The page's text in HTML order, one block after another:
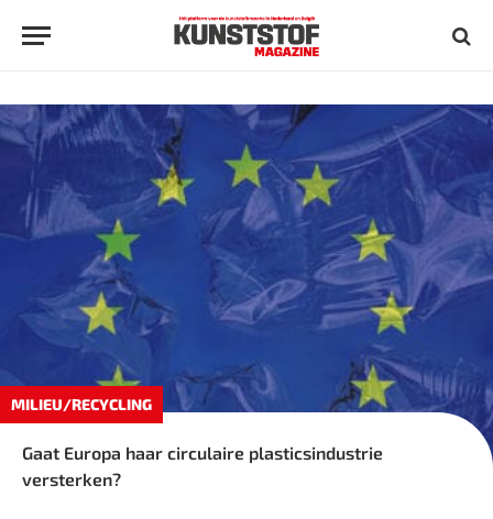
MILIEU/RECYCLING
Gaat Europa haar circulaire plasticsindustrie
versterken?